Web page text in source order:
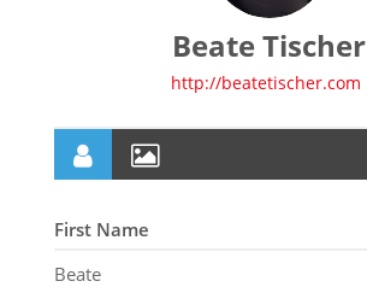
Beate Tischer
http://beatetischer.com
First Name
Beate